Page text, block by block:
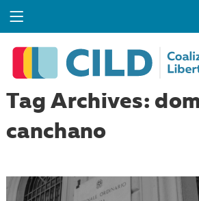
Tag Archives:
canchano